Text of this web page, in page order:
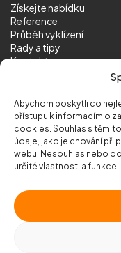
Abychom poskytli co
přístupu k informacím o
cookies. Souhlas s
údaje, jako je chování při
webu. Nesouhlas nebo
určité vlastnosti a funkce.
Získejte nabídku
Reference
Průběh vyklízení
Rady a tipy
Kontakt
© 2026